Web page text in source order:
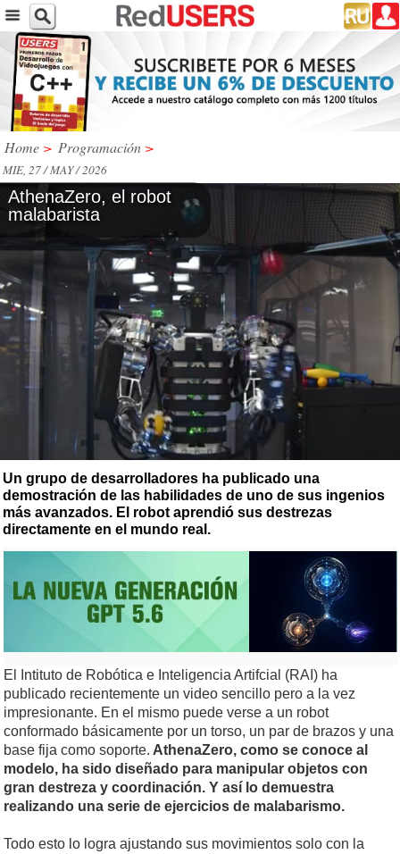
Home > Programación >
MIE, 27 / MAY / 2026
AthenaZero, el robot
malabarista
Un grupo de desarrolladores ha publicado una
demostración de las habilidades de uno de sus ingenios
más avanzados. El robot aprendió sus destrezas
directamente en el mundo real.
El Intituto de Robótica e Inteligencia Artifcial (RAI) ha
publicado recientemente un video sencillo pero a la vez
impresionante. En el mismo puede verse a un robot
conformado básicamente por un torso, un par de brazos y una
base fija como soporte. AthenaZero, como se conoce al
modelo, ha sido diseñado para manipular objetos con
gran destreza y coordinación. Y así lo demuestra
realizando una serie de ejercicios de malabarismo.
Todo esto lo logra ajustando sus movimientos solo con la